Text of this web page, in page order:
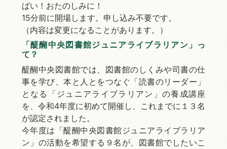
ぱい！おたのしみに！
15分前に開場します。申し込み不要です。
（内容は変更になることがあります。）
「醍醐中央図書館ジュニアライブラリアン」っ
て？
醍醐中央図書館では、図書館のしくみや司書の仕
事を学び、本と人とをつなぐ「読書のリーダー」
となる「ジュニアライブラリアン」の養成講座
を、令和4年度に初めて開催し、これまでに１３名
が認定されました。
今年度は「醍醐中央図書館ジュニアライブラリア
ン」の活動を希望する９名が、図書館でしたいこ